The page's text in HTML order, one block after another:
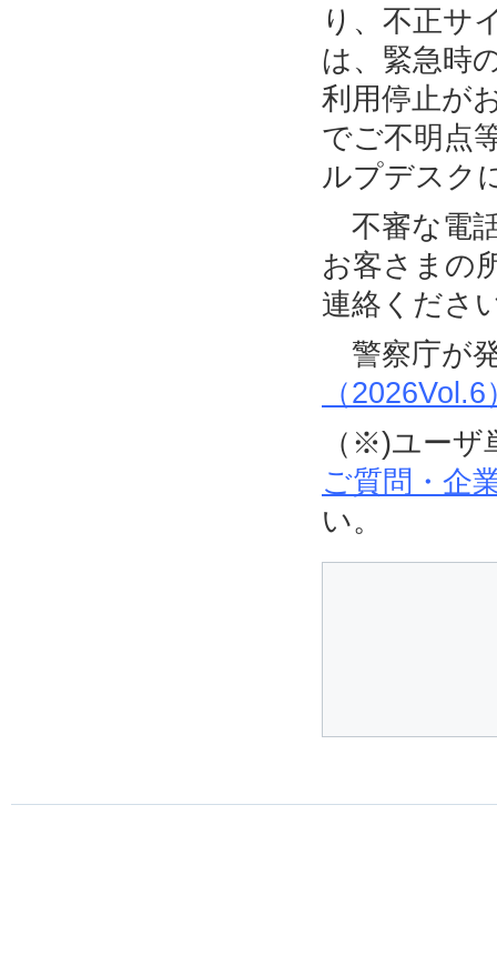
り、不正サ
は、緊急時
利用停止が
でご不明点
ルプデスク
不審な電
お客さまの
連絡くださ
警察庁が
（2026Vol.6
（※)ユーザ
ご質問・企
い。